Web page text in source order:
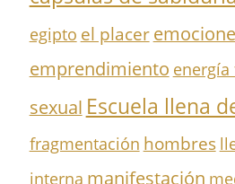
egipto el placer
emprendimiento
sexual Escuela llena
fragmentación hombres
interna manifestación